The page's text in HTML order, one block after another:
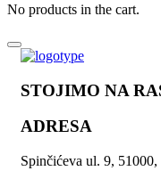
No products in the cart.
STOJIMO NA
ADRESA
Spinčićeva ul. 9, 51000,